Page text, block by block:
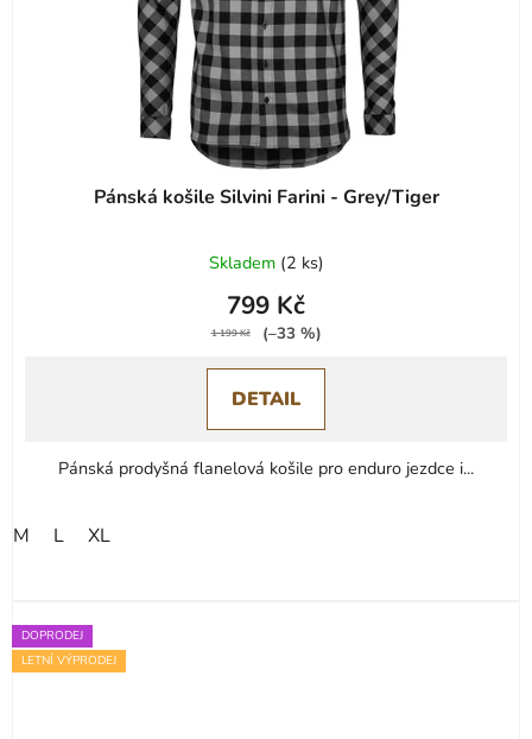
Pánská košile Silvini Farini - Grey/Tiger
Skladem (2 ks)
799 Kč
1 199 Kč (–33 %)
DETAIL
Pánská prodyšná flanelová košile pro enduro jezdce i...
M L XL
DOPRODEJ
LETNÍ VÝPRODEJ